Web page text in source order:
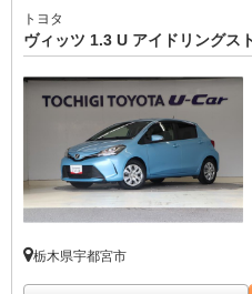
トヨタ
ヴィッツ 1.3 U アイドリングス
栃木県宇都宮市